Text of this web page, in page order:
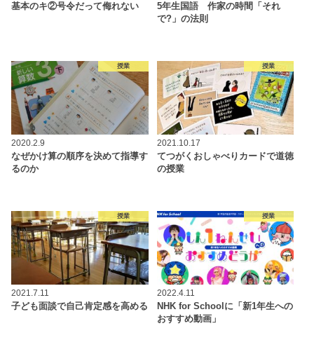
基本のキ②号令だって侮れない
5年生国語 作家の時間「それ
で?」の法則
授業
2020.2.9
なぜかけ算の順序を決めて指導す
るのか
授業
2021.10.17
てつがくおしゃべりカードで道徳
の授業
授業
2021.7.11
子ども面談で自己肯定感を高める
授業
2022.4.11
NHK for Schoolに「新1年生への
おすすめ動画」